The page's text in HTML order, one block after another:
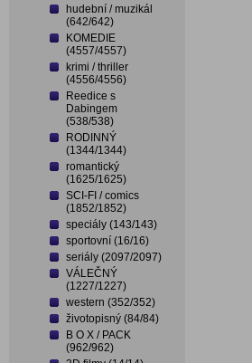
hudební / muzikál
(642/642)
KOMEDIE
(4557/4557)
krimi / thriller
(4556/4556)
Reedice s
Dabingem
(538/538)
RODINNÝ
(1344/1344)
romantický
(1625/1625)
SCI-FI / comics
(1852/1852)
speciály (143/143)
sportovní (16/16)
seriály (2097/2097)
VÁLEČNÝ
(1227/1227)
western (352/352)
životopisný (84/84)
B O X / PACK
(962/962)